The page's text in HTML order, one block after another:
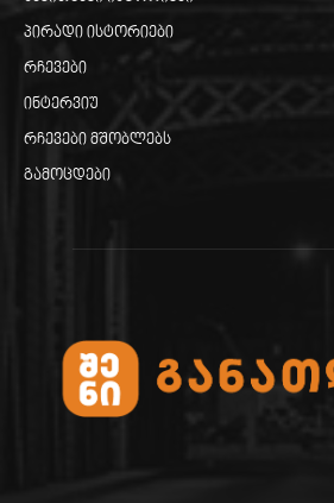
პირადი ისტორიები
რჩევები
ინტერვიუ
რჩევები მშობლებს
გამოცდები